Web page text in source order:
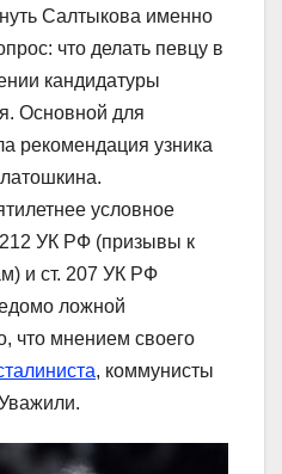
Салтыкова именно
что делать певцу в
кандидатуры
Основной для
рекомендация узника
условное
212 УК РФ (призывы к
и ст. 207 УК РФ
ложной
что мнением своего
, коммунисты